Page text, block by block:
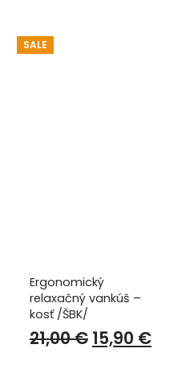
40,00 €.
SALE
Ergonomický
relaxačný vankúš –
kosť /ŠBK/
21,00€ Original
15,90 €